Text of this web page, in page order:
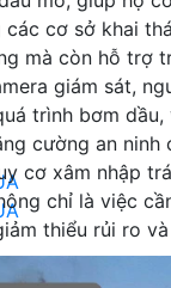
cơ sở khai
mà còn hỗ trợ
giám sát,
trình bơm
cường an ninh
cơ xâm nhập
chỉ là việc
thiểu rủi ro